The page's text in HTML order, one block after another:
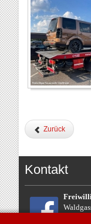
Zurück
Kontakt